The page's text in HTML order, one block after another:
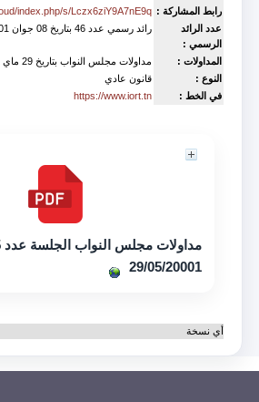
رابط المشاركة : index.php/s/Lczx6ziY9A7nE9q
عدد الرائد
الرسمي :
رائد رسمي عدد 46 بتاريخ 08 جوان 2001
المداولات :
مداولات مجلس النواب بتاريخ 29 ماي 2001 ص 2172-2175
النوع :
قانون عادي
في الخط :
https://www.iort.tn
29/05/20001
أي نسخة